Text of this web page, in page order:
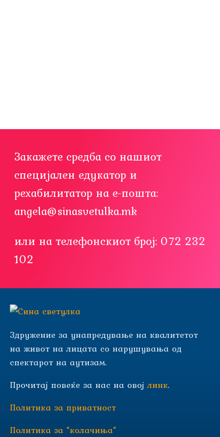
Закажете средба со нашиот
специјален едукатор и
рехабилитатор на е-пошта:
angela@sinasvetulka.mk
или на телефонскиот број: 072 232
102
Здружение за унапредување на квалитетот
на живот на лицата со нарушувања од
спектарот на аутизам.
Прочитај повеќе за нас на овојлинк.
Политика за приватност
Политика за “колачиња“